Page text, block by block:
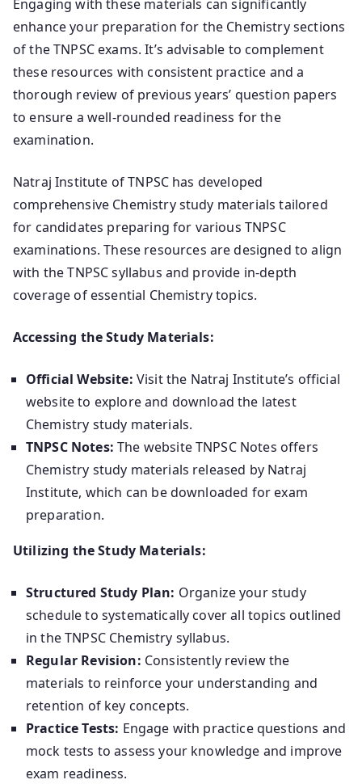
Engaging with these materials can significantly
enhance your preparation for the Chemistry sections
of the TNPSC exams. It’s advisable to complement
these resources with consistent practice and a
thorough review of previous years’ question papers
to ensure a well-rounded readiness for the
examination.
Natraj Institute of TNPSC has developed
comprehensive Chemistry study materials tailored
for candidates preparing for various TNPSC
examinations. These resources are designed to align
with the TNPSC syllabus and provide in-depth
coverage of essential Chemistry topics.
Accessing the Study Materials:
Official Website: Visit the Natraj Institute’s official
website to explore and download the latest
Chemistry study materials.
TNPSC Notes: The website TNPSC Notes offers
Chemistry study materials released by Natraj
Institute, which can be downloaded for exam
preparation.
Utilizing the Study Materials:
Structured Study Plan: Organize your study
schedule to systematically cover all topics outlined
in the TNPSC Chemistry syllabus.
Regular Revision: Consistently review the
materials to reinforce your understanding and
retention of key concepts.
Practice Tests: Engage with practice questions and
mock tests to assess your knowledge and improve
exam readiness.